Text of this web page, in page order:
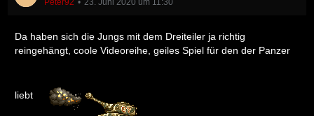
Peter92 23. Juni 2020 um 11:30
Da haben sich die Jungs mit dem Dreiteiler ja richtig
reingehängt, coole Videoreihe, geiles Spiel für den der Panzer
liebt